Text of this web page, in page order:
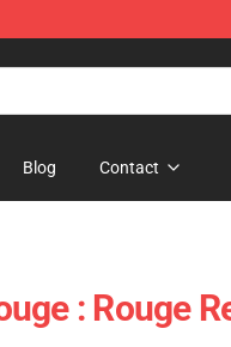
Blog Contact
: Rouge